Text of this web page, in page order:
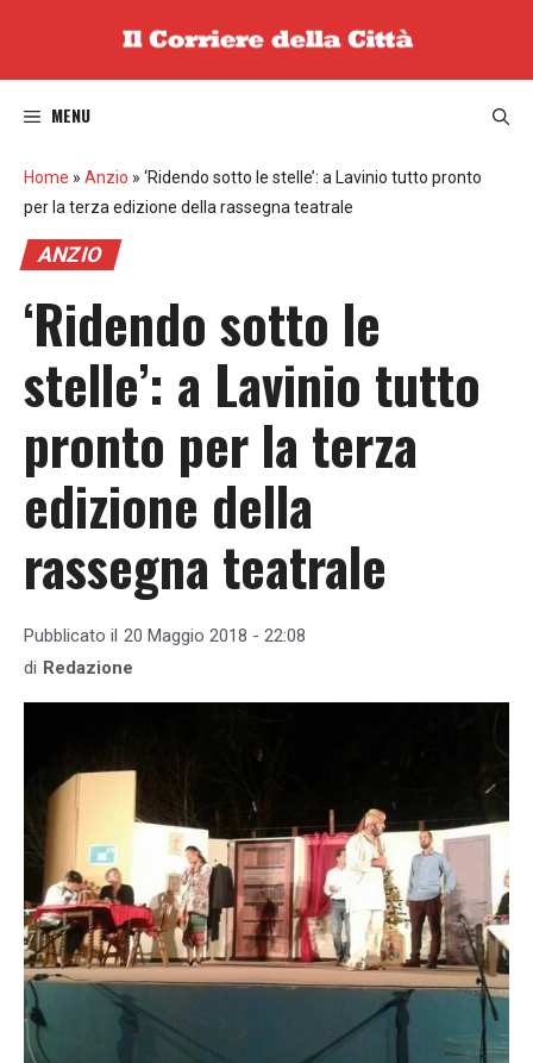
MENU
Home » Anzio » ‘Ridendo sotto le stelle’: a Lavinio tutto pronto
per la terza edizione della rassegna teatrale
ANZIO
‘Ridendo sotto le
stelle’: a Lavinio tutto
pronto per la terza
edizione della
rassegna teatrale
Pubblicato il 20 Maggio 2018 - 22:08
di Redazione